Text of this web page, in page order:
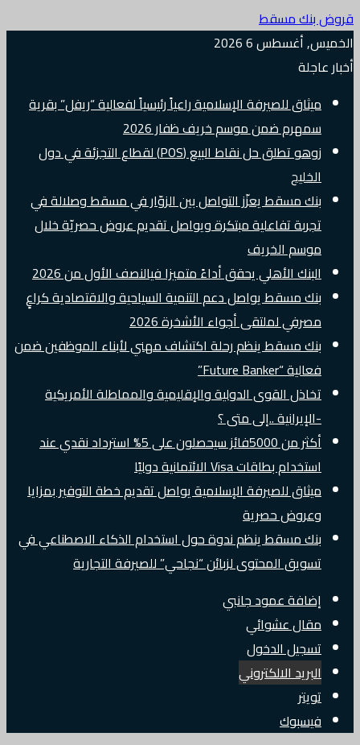
قروض بنك مسقط
الخميس, أغسطس 6 2026
أخبار عاجلة
ميثاق للصيرفة الإسلامية راعياً رئيسياً لفعالية “ريفل” بقرية
سمهرم ضمن موسم خريف ظفار 2026
زوهو تطلق حل نقاط البيع (POS) لقطاع التجزئة في دول
الخليج
بنك مسقط يعزّز التواصل بين الزوّار في مسقط وصلالة في
تجربة تفاعلية مبتكرة ويواصل تقديم عروض حصريّة خلال
موسم الخريف
البنك الأهلي يحقق أداءً متميزا فيالنصف الأول من 2026
بنك مسقط يواصل دعم التنمية السياحية والاقتصادية كراعٍ
مصرفي لملتقى أجواء الأشخرة 2026
بنك مسقط ينظم رحلة اكتشاف مهني لأبناء الموظفين ضمن
فعالية “Future Banker”
تخاذل القوى الدولية والإقليمية والمماطلة الأمريكية
-الإيرانية ..إلى متى ؟
أكثر من 5000فائز سيحصلون على 5% استرداد نقدي عند
استخدام بطاقات Visa الائتمانية دوليًا
ميثاق للصيرفة الإسلامية يواصل تقديم خطة التوفير بمزايا
وعروض حصرية
بنك مسقط ينظم ندوة حول استخدام الذكاء الاصطناعي في
تسويق المحتوى لزبائن “نجاحي” للصيرفة التجارية
إضافة عمود جانبي
مقال عشوائي
تسجيل الدخول
البريد الالكتروني
تويتر
فيسبوك